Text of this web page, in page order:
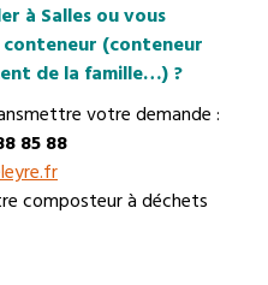
à Salles ou vous
(conteneur
de la famille…) ?
votre demande :
85 88
composteur à déchets